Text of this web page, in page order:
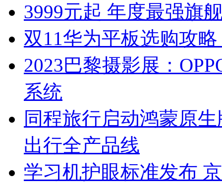
3999元起 年度最强旗
双11华为平板选购攻
2023巴黎摄影展：
系统
同程旅行启动鸿蒙原
出行全产品线
学习机护眼标准发布